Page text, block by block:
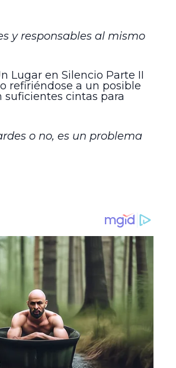
y responsables al mismo
Lugar en Silencio Parte II
refiriéndose a un posible
suficientes cintas para
o no, es un problema